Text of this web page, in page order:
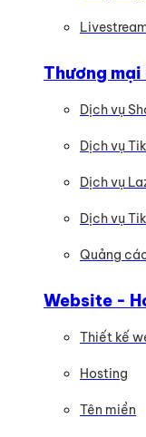
Thương
Dịch vụ
Dịch vụ
Dịch vụ
Dịch vụ
Quảng
Website -
Thiết kế
Hosting
Tên miền